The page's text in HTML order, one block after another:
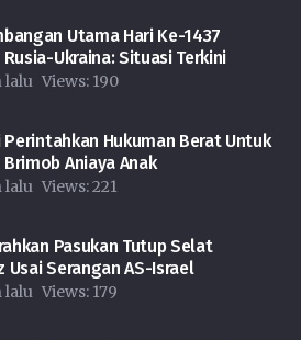
Utama Hari Ke-1437
Rusia-Ukraina: Situasi Terkini
lalu Views: 190
Perintahkan Hukuman Berat Untuk
Brimob Aniaya Anak
lalu Views:221
Pasukan Tutup Selat
Usai Serangan AS-Israel
lalu Views: 179